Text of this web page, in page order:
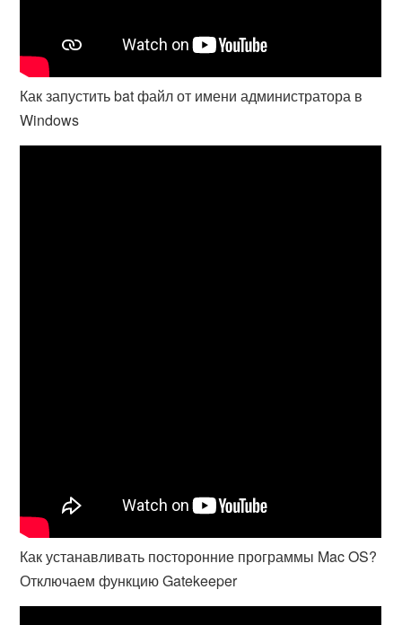
Как запустить bat файл от имени администратора в
Windows
Как устанавливать посторонние программы Mac OS?
Отключаем функцию Gatekeeper